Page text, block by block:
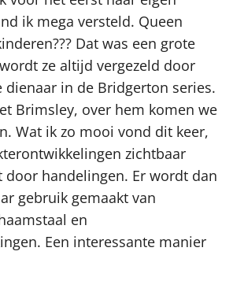
ik mega versteld. Queen
Dat was een grote
ze altijd vergezeld door
dienaar in de Bridgerton series.
Brimsley, over hem komen we
Wat ik zo mooi vond dit keer,
zichtbaar
door handelingen. Er wordt dan
gebruik gemaakt van
en
Een interessante manier